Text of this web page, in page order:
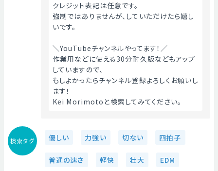
クレジット表記は任意です。
強制ではありませんが、していただけたら嬉し
いです。
＼YouTubeチャンネルやってます！／
作業用などに使える30分耐久版などもアップ
していますので、
もしよかったらチャンネル登録よろしくお願いし
ます！
Kei Morimotoと検索してみてください。
検索タグ 優しい 力強い 切ない 四拍子
普通の速さ 軽快 壮大 EDM